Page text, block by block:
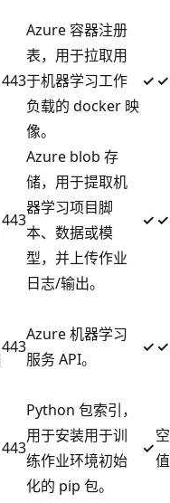
443
Azure 容器注册
表，用于拉取用
于机器学习工作
负载的 docker 映
像。
✓ ✓
443
Azure blob 存
储，用于提取机
器学习项目脚
本、数据或模
型，并上传作业
日志/输出。
✓ ✓
443
Azure 机器学习
服务 API。
✓ ✓
443
Python 包索引，
用于安装用于训
练作业环境初始
化的 pip 包。
✓
空
值